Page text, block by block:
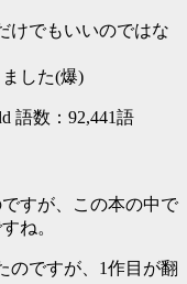
けでもいいのではな
した(爆)
語数：92,441語
すが、この本の中で
ね。
のですが、1作目が翻